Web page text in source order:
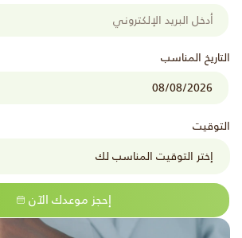
التاريخ المناسب
التوقيت
إحجز موعدك الآن